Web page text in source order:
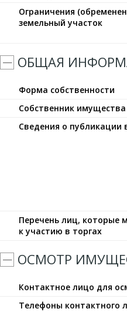
Ограничения
земельный участок
ОБЩАЯ
Форма собственности
Собственник имущества
Сведения о публикации
Перечень лиц, которые
к участию в торгах
ОСМОТР
Контактное лицо для
Телефоны контактного